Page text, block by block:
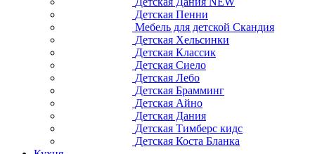
Детская Пенни
Мебель для детской Скандия
Детская Хельсинки
Детская Классик
Детская Сиело
Детская Лебо
Детская Брамминг
Детская Айно
Детская Дания
Детская Тимберс кидс
Детская Коста Бланка